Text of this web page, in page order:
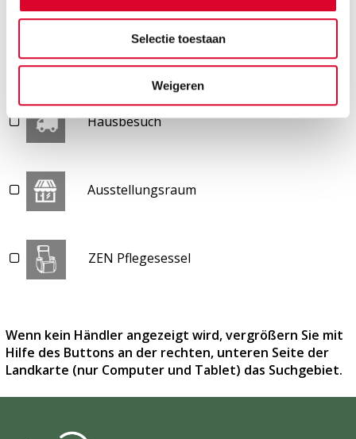
Selectie toestaan
Weigeren
Pflege Kollektion DE
Hausbesuch
Ausstellungsraum
ZEN Pflegesessel
Wenn kein Händler angezeigt wird, vergrößern Sie mit
Hilfe des Buttons an der rechten, unteren Seite der
Landkarte (nur Computer und Tablet) das Suchgebiet.